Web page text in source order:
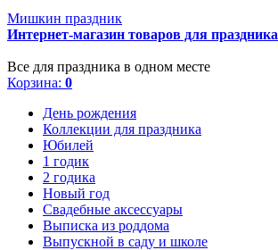
Мишкин праздник
Интернет-магазин товаров для праздника
Все для праздника в одном месте
Корзина: 0
День рождения
Коллекции для праздника
Юбилей
1 годик
2 годика
Новый год
Свадебные аксессуары
Выписка из роддома
Выпускной в саду и школе